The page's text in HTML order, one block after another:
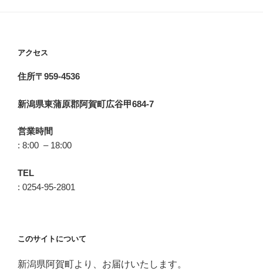
アクセス
住所〒959-4536
新潟県東蒲原郡阿賀町広谷甲684-7
営業時間
: 8:00 – 18:00
TEL
: 0254-95-2801
このサイトについて
新潟県阿賀町より、お届けいたします。